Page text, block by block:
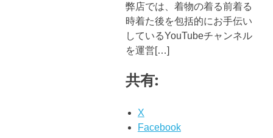
弊店では、着物の着る前着る
時着た後を包括的にお手伝い
しているYouTubeチャンネル
を運営[…]
共有:
X
Facebook